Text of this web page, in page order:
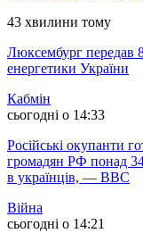
43 хвилини тому
Люксембург передав
енергетики України
Кабмін
сьогодні о 14:33
Російські окупанти
громадян РФ понад 34
в українців, — ВВС
Війна
сьогодні о 14:21